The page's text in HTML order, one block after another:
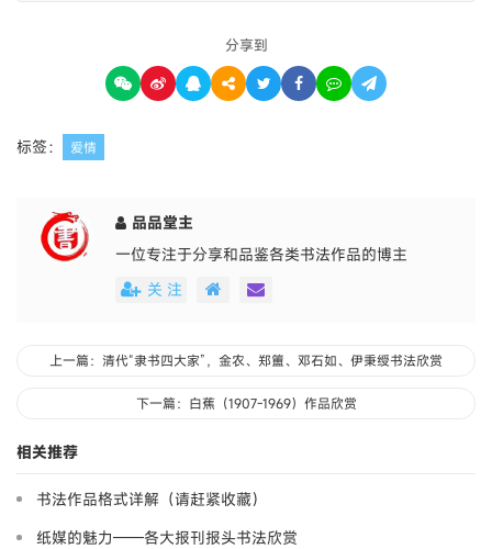
分享到
标签： 爱情
品品堂主
一位专注于分享和品鉴各类书法作品的博主
关 注
上一篇：清代“隶书四大家”，金农、郑簠、邓石如、伊秉绶书法欣赏
下一篇：白蕉（1907-1969）作品欣赏
相关推荐
书法作品格式详解（请赶紧收藏）
纸媒的魅力——各大报刊报头书法欣赏